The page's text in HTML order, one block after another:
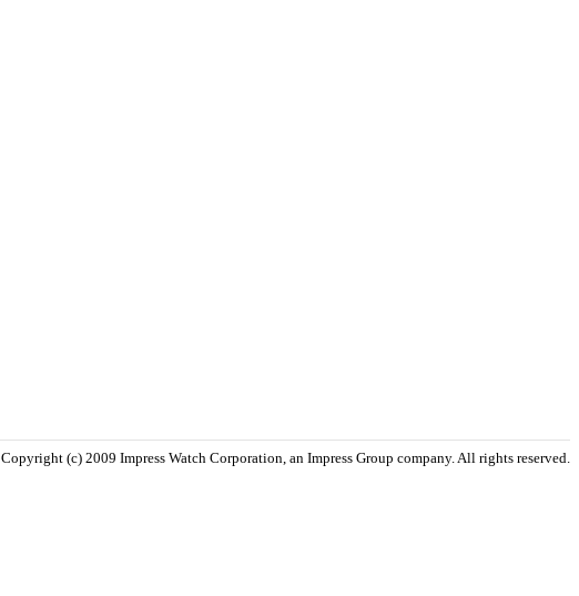
Copyright (c) 2009 Impress Watch Corporation, an Impress Group company. All rights reserved.